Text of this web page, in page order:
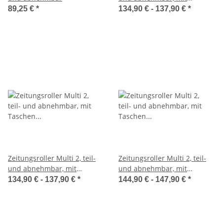
89,25 € *
Taschen in blau
134,90 € - 137,90 € *
Zeitungsroller Multi 2, teil-
und abnehmbar, mit
Taschen in rot
134,90 € - 137,90 € *
Zeitungsroller Multi 2, teil-
und abnehmbar, mit
Taschen Porty Pro in blau
144,90 € - 147,90 € *